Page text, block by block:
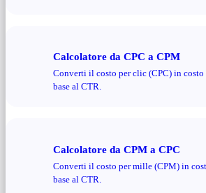
Calcolatore da CPC a CPM
Converti il ​​costo per clic (CPC) in
base al CTR.
Calcolatore da CPM a CPC
Converti il ​​costo per mille (CPM) in
base al CTR.